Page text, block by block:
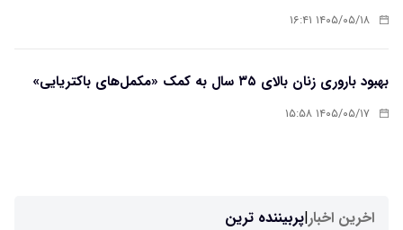
۱۴۰۵/۰۵/۱۸ ۱۶:۴۱
بهبود باروری زنان بالای ۳۵ سال به کمک «مکمل‌های باکتریایی»
۱۴۰۵/۰۵/۱۷ ۱۵:۵۸
اخرین اخبار|پربیننده ترین